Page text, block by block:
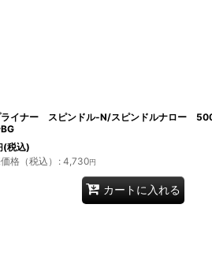
ライナー スピンドル-N/スピンドルナロー
(税込)
格（税込）
: 4,730円
カートに入れる